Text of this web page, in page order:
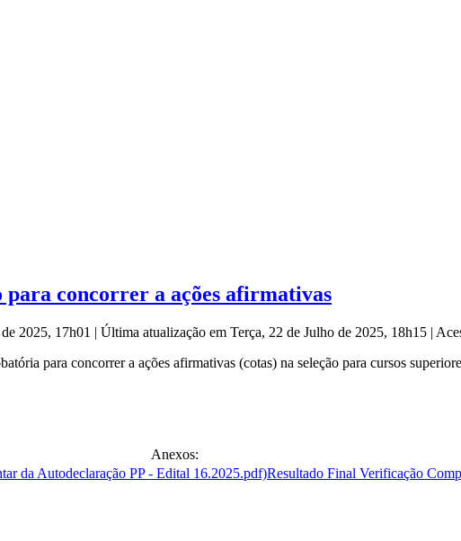
para concorrer a ações afirmativas
2025, 17h01 | Última atualização em Terça, 22 de Julho de 2025, 18h15 |
para concorrer a ações afirmativas (cotas) na seleção para cursos
Anexos:
Resultado Final Verificação